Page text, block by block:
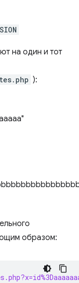
на один и тот
):
образом: